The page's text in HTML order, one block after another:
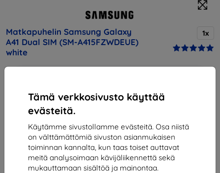
Tämä verkkosivusto käyttää
evästeitä.
Käytämme sivustollamme evästeitä. Osa niistä
on välttämättömiä sivuston asianmukaisen
toiminnan kannalta, kun taas toiset auttavat
meitä analysoimaan kävijäliikennettä sekä
mukauttamaan sisältöä ja mainontaa.
Matkapuhelin Samsung Galaxy
A41 Dual SIM (SM-A415FZWDEUE)
white
1x
Kuvaus ja tekniset tiedot
205,90 €
185,31 €